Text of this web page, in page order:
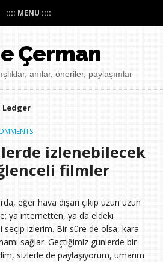
:::: MENU ::::
Çerman
anılar, öneriler, paylaşımlar
Ledger
izlenebilecek
filmler
eğer hava dışarı çıkıp uzun uzun
ya internetten, ya da eldeki
seçip izlerim. Bir süre de olsa, kara
sağlar. Geçtiğimiz günlerde bir
sizlerle de paylaşıyorum, umarım